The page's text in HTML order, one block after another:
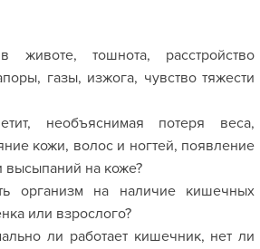
тошнота, расстройство
газы, изжога, чувство тяжести
необъяснимая потеря веса,
кожи, волос и ногтей, появление
высыпаний на коже?
организм на наличие кишечных
или взрослого?
ли работает кишечник, нет ли